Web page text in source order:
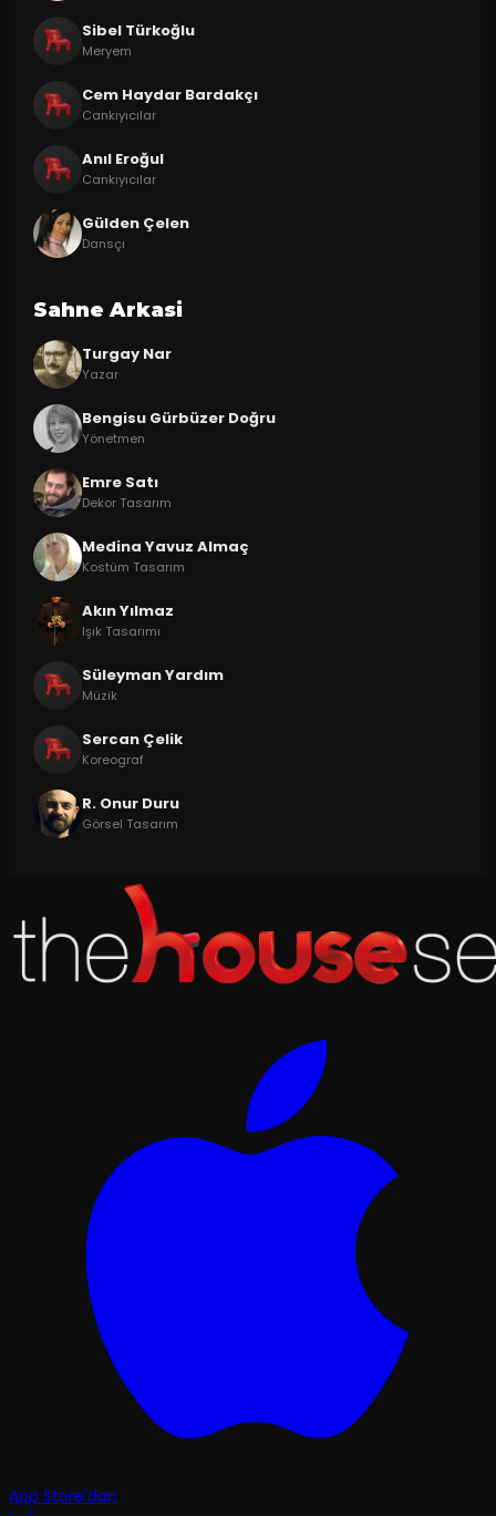
Sibel Türkoğlu
Meryem
Cem Haydar Bardakçı
Cankıyıcılar
Anıl Eroğul
Cankıyıcılar
Gülden Çelen
Dansçı
Sahne Arkasi
Turgay Nar
Yazar
Bengisu Gürbüzer Doğru
Yönetmen
Emre Satı
Dekor Tasarım
Medina Yavuz Almaç
Kostüm Tasarım
Akın Yılmaz
Işık Tasarımı
Süleyman Yardım
Müzik
Sercan Çelik
Koreograf
R. Onur Duru
Görsel Tasarım
App Store'dan